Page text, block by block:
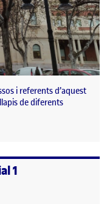
i referents d’aquest
de diferents
1
pmLliurament Parcial 1